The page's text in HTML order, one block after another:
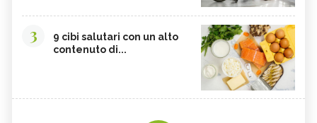
3
9 cibi salutari con un alto
contenuto di...